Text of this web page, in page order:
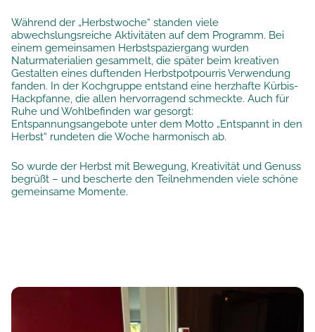
Während der „Herbstwoche“ standen viele
abwechslungsreiche Aktivitäten auf dem Programm. Bei
einem gemeinsamen Herbstspaziergang wurden
Naturmaterialien gesammelt, die später beim kreativen
Gestalten eines duftenden Herbstpotpourris Verwendung
fanden. In der Kochgruppe entstand eine herzhafte Kürbis-
Hackpfanne, die allen hervorragend schmeckte. Auch für
Ruhe und Wohlbefinden war gesorgt:
Entspannungsangebote unter dem Motto „Entspannt in den
Herbst“ rundeten die Woche harmonisch ab.
So wurde der Herbst mit Bewegung, Kreativität und Genuss
begrüßt – und bescherte den Teilnehmenden viele schöne
gemeinsame Momente.